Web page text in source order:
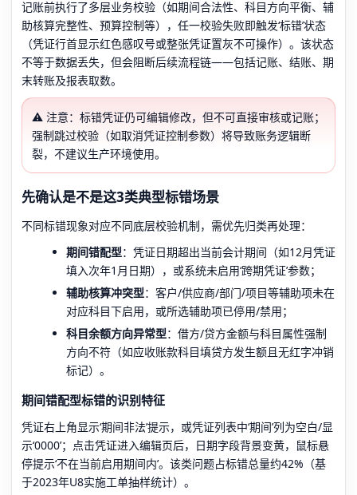
记账前执行了多层业务校验（如期间合法性、科目方向平衡、辅
助核算完整性、预算控制等），任一校验失败即触发‘标错’状态
（凭证行首显示红色感叹号或整张凭证置灰不可操作）。该状态
不等于数据丢失，但会阻断后续流程链——包括记账、结账、期
末转账及报表取数。
⚠️ 注意：标错凭证仍可编辑修改，但不可直接审核或记账；
强制跳过校验（如取消凭证控制参数）将导致账务逻辑断
裂，不建议生产环境使用。
先确认是不是这3类典型标错场景
不同标错现象对应不同底层校验机制，需优先归类再处理：
期间错配型：凭证日期超出当前会计期间（如12月凭证
填入次年1月日期），或系统未启用‘跨期凭证’参数；
辅助核算冲突型：客户/供应商/部门/项目等辅助项未在
对应科目下启用，或所选辅助项已停用/禁用；
科目余额方向异常型：借方/贷方金额与科目属性强制
方向不符（如应收账款科目填贷方发生额且无红字冲销
标记）。
期间错配型标错的识别特征
凭证右上角显示‘期间非法’提示，或凭证列表中‘期间’列为空白/显
示‘0000’；点击凭证进入编辑页后，日期字段背景变黄，鼠标悬
停提示‘不在当前启用期间内’。该类问题占标错总量约42%（基
于2023年U8实施工单抽样统计）。